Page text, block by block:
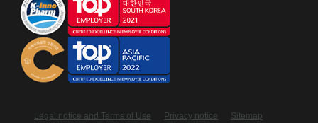
Legal notice and Terms of Use Privacy notice
Sitemap